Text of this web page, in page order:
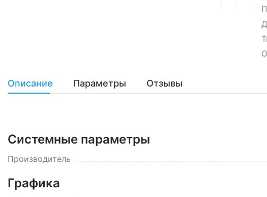
Описание Параметры Отзывы
Системные параметры
Производитель
Графика